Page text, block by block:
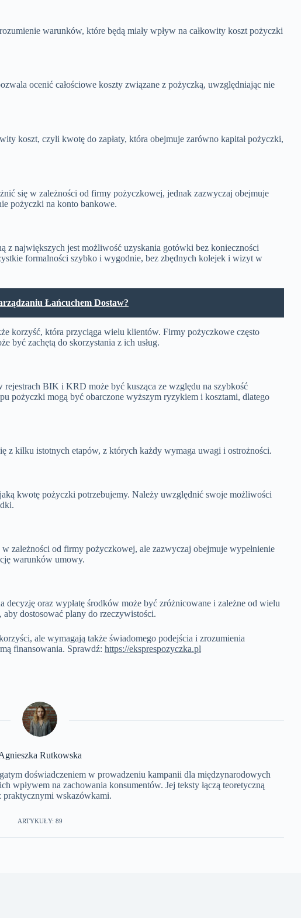
warunków, które będą miały wpływ na całkowity koszt pożyczki
ocenić całościowe koszty związane z pożyczką, uwzględniając nie
koszt, czyli kwotę do zapłaty, która obejmuje zarówno kapitał pożyczki,
się w zależności od firmy pożyczkowej, jednak zazwyczaj obejmuje
pożyczki na konto bankowe.
z największych jest możliwość uzyskania gotówki bez konieczności
formalności szybko i wygodnie, bez zbędnych kolejek i wizyt w
Łańcuchem Dostaw?
korzyść, która przyciąga wielu klientów. Firmy pożyczkowe często
być zachętą do skorzystania z ich usług.
BIK i KRD może być kusząca ze względu na szybkość
pożyczki mogą być obarczone wyższym ryzykiem i kosztami, dlatego
z kilku istotnych etapów, z których każdy wymaga uwagi i ostrożności.
kwotę pożyczki potrzebujemy. Należy uwzględnić swoje możliwości
zależności od firmy pożyczkowej, ale zazwyczaj obejmuje wypełnienie
warunków umowy.
decyzję oraz wypłatę środków może być zróżnicowane i zależne od wielu
dostosować plany do rzeczywistości.
ale wymagają także świadomego podejścia i zrozumienia
finansowania. Sprawdź: https://eksprespozyczka.pl
Rutkowska
doświadczeniem w prowadzeniu kampanii dla międzynarodowych
wpływem na zachowania konsumentów. Jej teksty łączą teoretyczną
praktycznymi wskazówkami.
ARTYKUŁY: 89